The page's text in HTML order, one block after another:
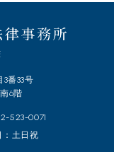
3番33号
6階
523-0071
：土日祝